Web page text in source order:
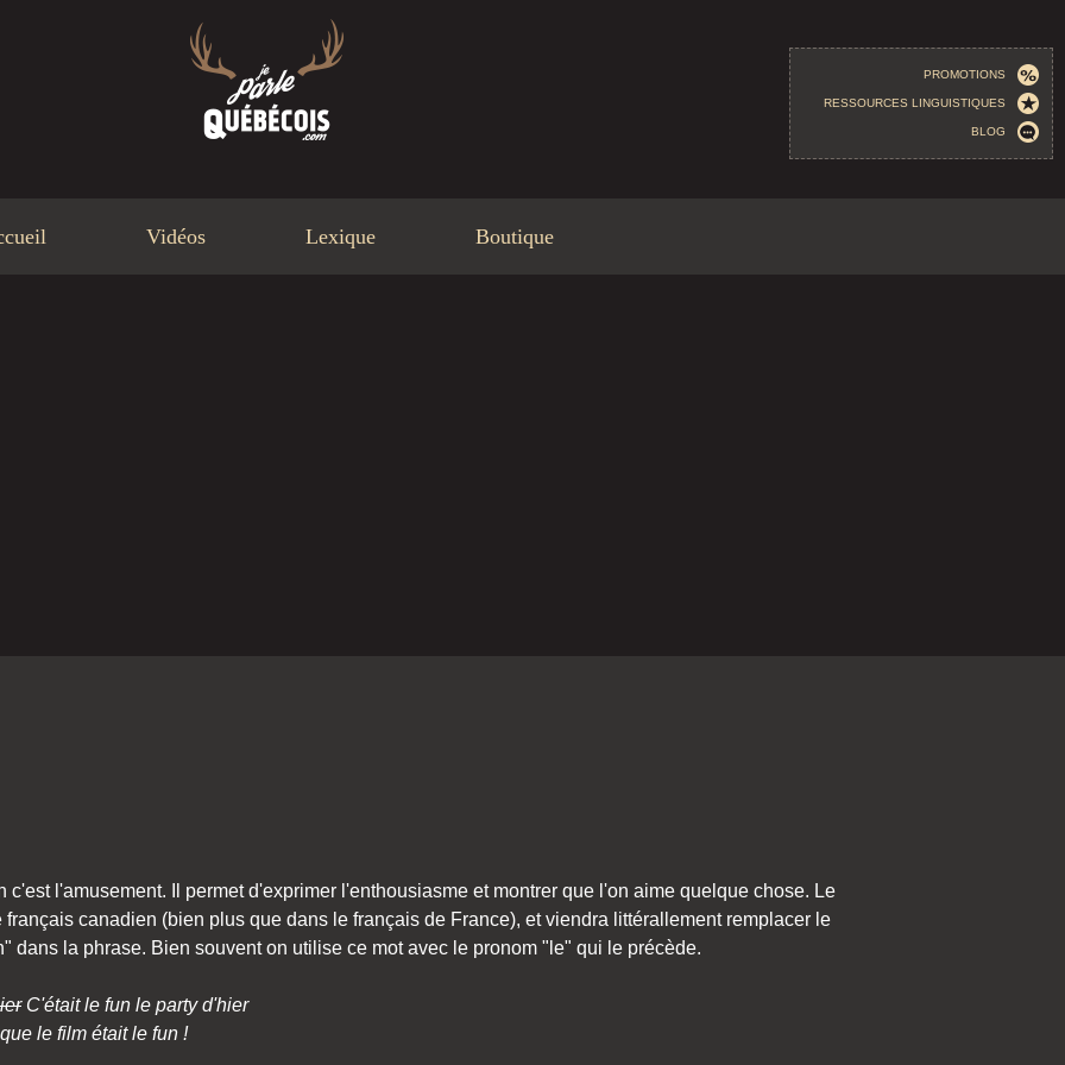
PROMOTIONS
RESSOURCES LINGUISTIQUES
BLOG
Vidéos Lexique Boutique
c'est l'amusement. Il permet d'exprimer l'enthousiasme et montrer que l'on aime quelque chose. Le
canadien (bien plus que dans le français de France), et viendra littérallement remplacer le
dans la phrase. Bien souvent on utilise ce mot avec le pronom "le" qui le précède.
C'était le fun le party d'hier
le film était le fun !